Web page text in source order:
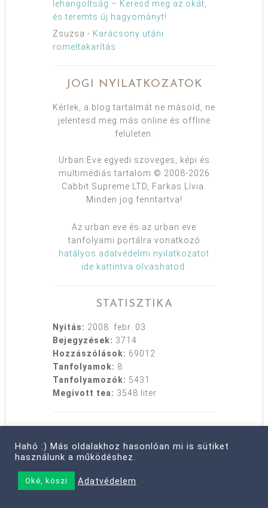
lehangoltság – Keresd meg az okát,
és teremts új hagyományt!
Zsuzsa - Karácsony utáni
romeltakarítás
JOGI NYILATKOZATOK
Kérlek, a blog tartalmát ne másold, ne
jelentesd meg más online és offline
felületen.
Urban:Eve egyedi szöveges, képi és
multimédiás tartalom © 2008-2026
Cabbit Supreme LTD, Farkas Lívia.
Minden jog fenntartva!
Az urban:eve és az urban:eve
tanfolyami portálra vonatkozó
hatályos adatvédelmi nyilatkozatot
ide kattintva olvashatod
STATISZTIKA
Nyitás: 2008. febr. 03.
Bejegyzések: 3714
Hozzászólások: 69012
Tanfolyamok: 8
Tanfolyamozók: 5431
Megivott tea: 3548 liter
HASZNOS
Rólam
Hahó :) Más oldalakhoz hasonlóan mi is sütiket
használunk a működéshez.
Oké, köszi Adatvédelem